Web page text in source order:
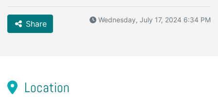
Share Wednesday, July 17, 2024 6:34 PM
Location